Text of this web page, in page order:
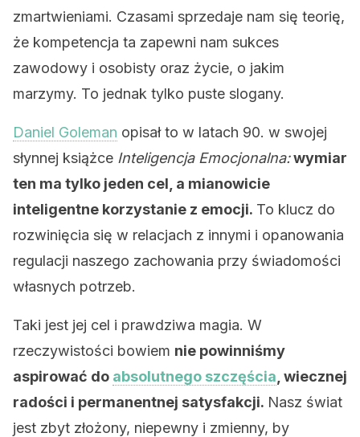
zmartwieniami. Czasami sprzedaje nam się teorię,
że kompetencja ta zapewni nam sukces
zawodowy i osobisty oraz życie, o jakim
marzymy. To jednak tylko puste slogany.
Daniel Goleman opisał to w latach 90. w swojej
słynnej książce Inteligencja Emocjonalna:wymiar
ten ma tylko jeden cel, a mianowicie
inteligentne korzystanie z emocji. To klucz do
rozwinięcia się w relacjach z innymi i opanowania
regulacji naszego zachowania przy świadomości
własnych potrzeb.
Taki jest jej cel i prawdziwa magia. W
rzeczywistości bowiem nie powinniśmy
aspirować do absolutnego szczęścia , wiecznej
radości i permanentnej satysfakcji. Nasz świat
jest zbyt złożony, niepewny i zmienny, by